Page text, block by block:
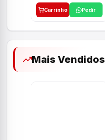
Carrinho Pedir
Mais Vendidos